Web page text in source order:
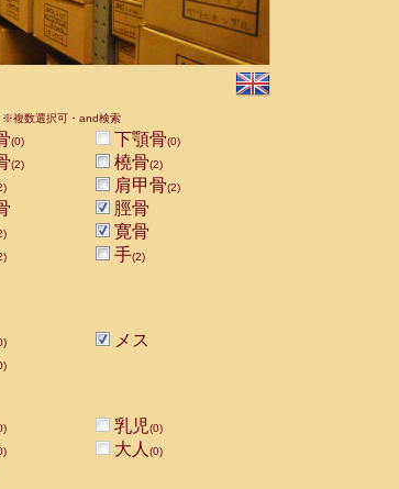
※複数選択可・and検索
(0) 下顎骨(0)
(2) 橈骨(2)
肩甲骨(2)
脛骨
寛骨
手(2)
メス
乳児(0)
大人 (0)